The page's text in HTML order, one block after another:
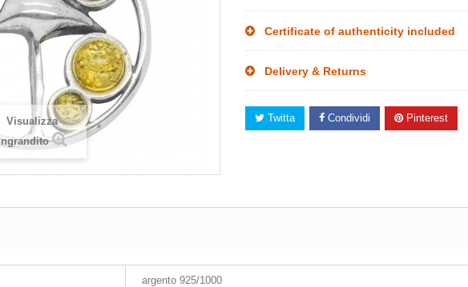
Visualizza
Certificate of authenticity included
Delivery & Returns
Twitta Condividi Pinterest
argento 925/1000